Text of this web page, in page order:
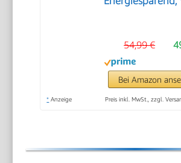
54,99 €
Bei Amazon
* Anzeige Preis inkl. MwSt., zzgl.